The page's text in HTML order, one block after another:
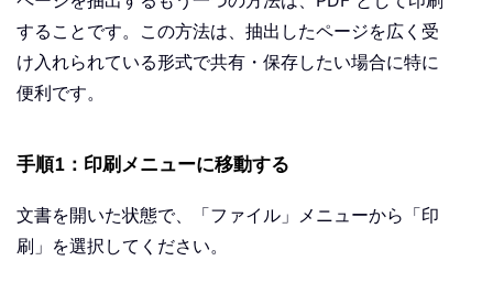
することです。この方法は、抽出したページを広く受
け入れられている形式で共有・保存したい場合に特に
便利です。
手順1：印刷メニューに移動する
文書を開いた状態で、「ファイル」メニューから「印
刷」を選択してください。